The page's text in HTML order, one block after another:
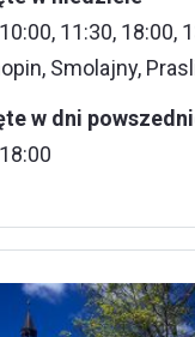
11:30, 18:00,
Smolajny,
w dni